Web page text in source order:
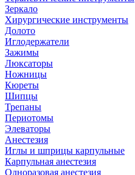
Зеркало
Хирургические инструменты
Долото
Иглодержатели
Зажимы
Люксаторы
Ножницы
Кюреты
Шипцы
Трепаны
Периотомы
Элеваторы
Анестезия
Иглы и шприцы карпульные
Карпульная анестезия
Одноразовая анестезия